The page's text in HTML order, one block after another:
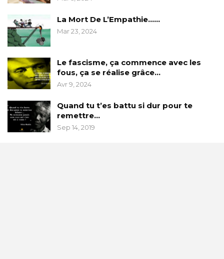
La Mort De L’Empathie……
Mar 23, 2024
Le fascisme, ça commence avec les
fous, ça se réalise grâce…
Avr 9, 2024
Quand tu t’es battu si dur pour te
remettre…
Sep 14, 2019